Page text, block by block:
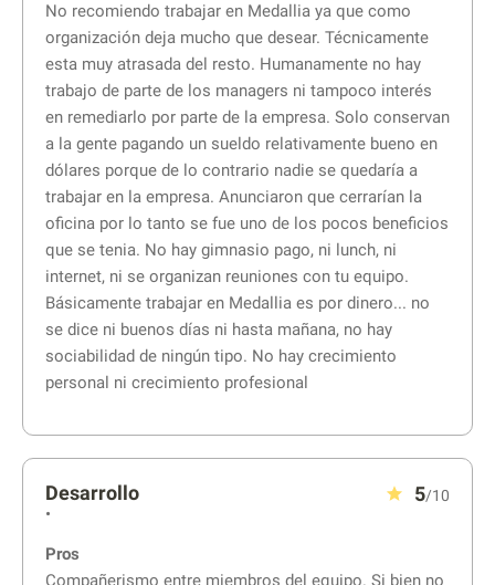
No recomiendo trabajar en Medallia ya que como
organización deja mucho que desear. Técnicamente
esta muy atrasada del resto. Humanamente no hay
trabajo de parte de los managers ni tampoco interés
en remediarlo por parte de la empresa. Solo conservan
a la gente pagando un sueldo relativamente bueno en
dólares porque de lo contrario nadie se quedaría a
trabajar en la empresa. Anunciaron que cerrarían la
oficina por lo tanto se fue uno de los pocos beneficios
que se tenia. No hay gimnasio pago, ni lunch, ni
internet, ni se organizan reuniones con tu equipo.
Básicamente trabajar en Medallia es por dinero... no
se dice ni buenos días ni hasta mañana, no hay
sociabilidad de ningún tipo. No hay crecimiento
personal ni crecimiento profesional
Desarrollo
•
5/10
Pros
Compañerismo entre miembros del equipo. Si bien no